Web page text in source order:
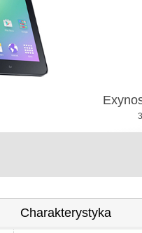
Charakterystyka